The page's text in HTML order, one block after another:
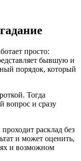
просто:
бывшую и
порядок, который
Тогда
вопрос и сразу
расклад без
и может оценить,
и возможном